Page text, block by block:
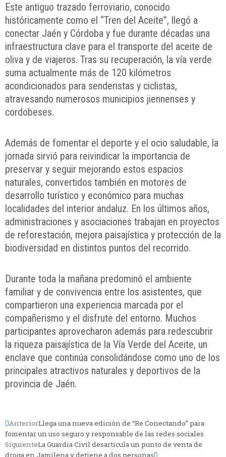
Este antiguo trazado ferroviario, conocido
históricamente como el “Tren del Aceite”, llegó a
conectar Jaén y Córdoba y fue durante décadas una
infraestructura clave para el transporte del aceite de
oliva y de viajeros. Tras su recuperación, la vía verde
suma actualmente más de 120 kilómetros
acondicionados para senderistas y ciclistas,
atravesando numerosos municipios jiennenses y
cordobeses.
Además de fomentar el deporte y el ocio saludable, la
jornada sirvió para reivindicar la importancia de
preservar y seguir mejorando estos espacios
naturales, convertidos también en motores de
desarrollo turístico y económico para muchas
localidades del interior andaluz. En los últimos años,
administraciones y asociaciones trabajan en proyectos
de reforestación, mejora paisajística y protección de la
biodiversidad en distintos puntos del recorrido.
Durante toda la mañana predominó el ambiente
familiar y de convivencia entre los asistentes, que
compartieron una experiencia marcada por el
compañerismo y el disfrute del entorno. Muchos
participantes aprovecharon además para redescubrir
la riqueza paisajística de la Vía Verde del Aceite, un
enclave que continúa consolidándose como uno de los
principales atractivos naturales y deportivos de la
provincia de Jaén.
AnteriorLlega una nueva edición de “Re Conectando” para
fomentar un uso seguro y responsable de las redes sociales
SiguienteLa Guardia Civil desarticula un punto de venta de
droga en Jamilena y detiene a dos personas